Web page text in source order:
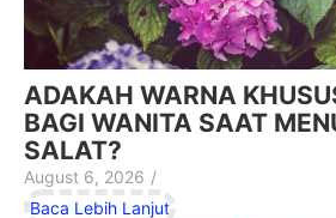
ADAKAH WARNA
BAGI WANITA SAAT
SALAT?
August 6, 2026 /
Baca Lebih Lanjut